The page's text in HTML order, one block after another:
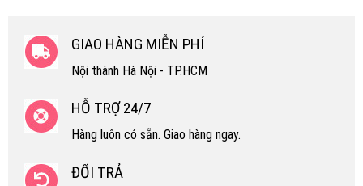
GIAO HÀNG MIỄN PHÍ
Nội thành Hà Nội - TP.HCM
HỖ TRỢ 24/7
Hàng luôn có sẵn. Giao hàng ngay.
ĐỔI TRẢ